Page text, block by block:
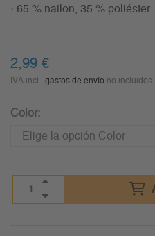
· 65 % nailon, 35 % poliéster
2,99 €
IVA incl., gastos de envío no incluidos
Color: